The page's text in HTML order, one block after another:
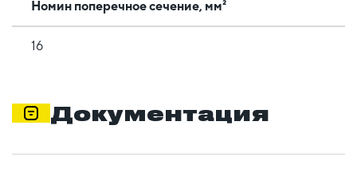
Номин поперечное сечение, мм²
16
Документация